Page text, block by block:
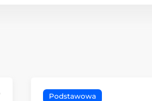
Podstawowa